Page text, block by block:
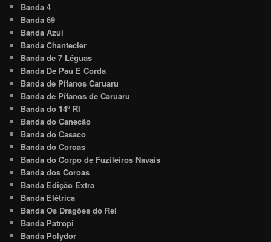
Banda 4
Banda 69
Banda Azul
Banda Chantecler
Banda de 7 Léguas
Banda De Pau E Corda
Banda de Pífanos Caruaru
Banda de Pífanos de Caruaru
Banda do 14º RI
Banda do Canecão
Banda do Casaco
Banda do Coroas
Banda do Corpo de Fuzileiros Navais
Banda dos Coroas
Banda Edição Extra
Banda Elétrica
Banda Os Dragões do Rei
Banda Patropi
Banda Polydor